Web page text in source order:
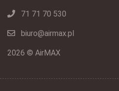
71 71 70 530
biuro@airmax.pl
2026 © AirMAX